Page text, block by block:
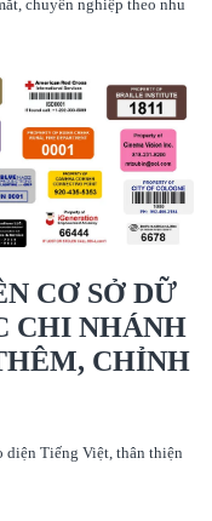
chuyên nghiệp theo nhu
CƠ SỞ DỮ
CHI NHÁNH
CHỈNH
diện Tiếng Việt, thân thiện